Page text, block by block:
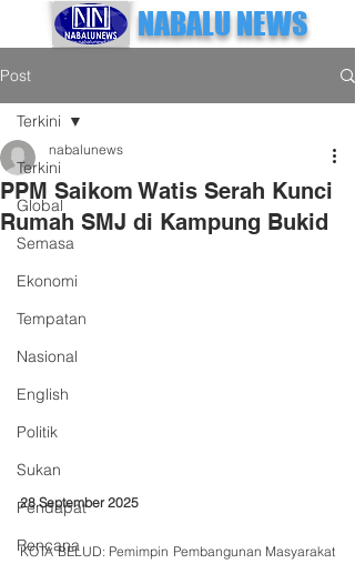
NABALU NEWS
Post
Terkini
Global
Semasa
Ekonomi
Tempatan
Nasional
English
Politik
Sukan
Pendapat
Rencana
Terkini
PPM Saikom Watis Serah Kunci
Rumah SMJ di Kampung Bukid
nabalunews
28 September 2025
KOTA BELUD: Pemimpin Pembangunan Masyarakat